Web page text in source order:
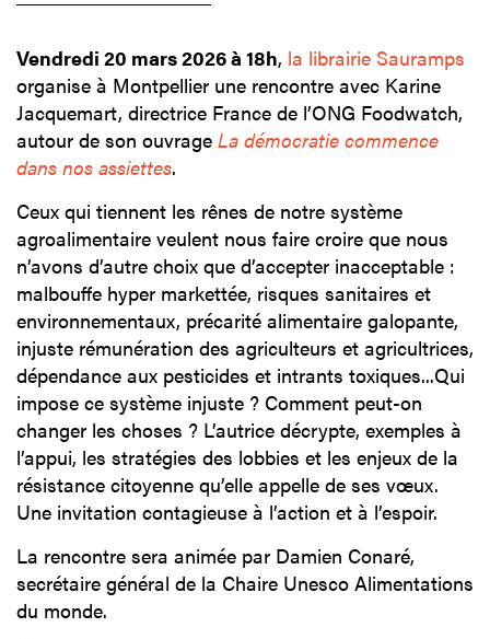
Vendredi 20 mars 2026 à 18h, la librairie Sauramps
organise à Montpellier une rencontre avec Karine
Jacquemart, directrice France de l’ONG Foodwatch,
autour de son ouvrage La démocratie commence
dans nos assiettes.
Ceux qui tiennent les rênes de notre système
agroalimentaire veulent nous faire croire que nous
n’avons d’autre choix que d’accepter inacceptable :
malbouffe hyper markettée, risques sanitaires et
environnementaux, précarité alimentaire galopante,
injuste rémunération des agriculteurs et agricultrices,
dépendance aux pesticides et intrants toxiques...Qui
impose ce système injuste ? Comment peut-on
changer les choses ? L’autrice décrypte, exemples à
l’appui, les stratégies des lobbies et les enjeux de la
résistance citoyenne qu’elle appelle de ses vœux.
Une invitation contagieuse à l’action et à l’espoir.
La rencontre sera animée par Damien Conaré,
secrétaire général de la Chaire Unesco Alimentations
du monde.